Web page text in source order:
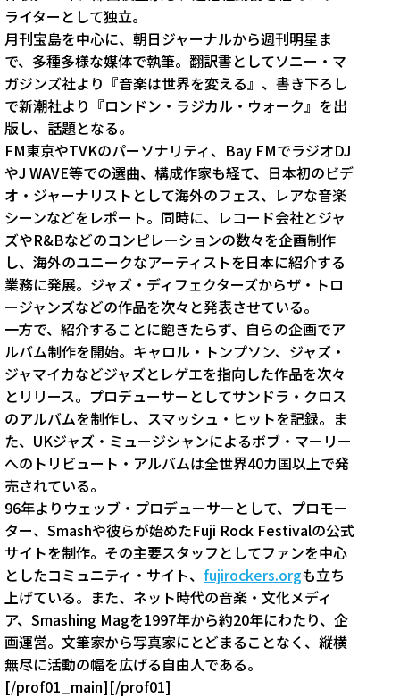
ライターとして独立。
月刊宝島を中心に、朝日ジャーナルから週刊明星ま
で、多種多様な媒体で執筆。翻訳書としてソニー・マ
ガジンズ社より『音楽は世界を変える』、書き下ろし
で新潮社より『ロンドン・ラジカル・ウォーク』を出
版し、話題となる。
FM東京やTVKのパーソナリティ、Bay FMでラジオDJ
やJ WAVE等での選曲、構成作家も経て、日本初のビデ
オ・ジャーナリストとして海外のフェス、レアな音楽
シーンなどをレポート。同時に、レコード会社とジャ
ズやR&Bなどのコンピレーションの数々を企画制作
し、海外のユニークなアーティストを日本に紹介する
業務に発展。ジャズ・ディフェクターズからザ・トロ
ージャンズなどの作品を次々と発表させている。
一方で、紹介することに飽きたらず、自らの企画でア
ルバム制作を開始。キャロル・トンプソン、ジャズ・
ジャマイカなどジャズとレゲエを指向した作品を次々
とリリース。プロデューサーとしてサンドラ・クロス
のアルバムを制作し、スマッシュ・ヒットを記録。ま
た、UKジャズ・ミュージシャンによるボブ・マーリー
へのトリビュート・アルバムは全世界40カ国以上で発
売されている。
96年よりウェッブ・プロデューサーとして、プロモー
ター、Smashや彼らが始めたFuji Rock Festivalの公式
サイトを制作。その主要スタッフとしてファンを中心
としたコミュニティ・サイト、fujirockers.orgも立ち
上げている。また、ネット時代の音楽・文化メディ
ア、Smashing Magを1997年から約20年にわたり、企
画運営。文筆家から写真家にとどまることなく、縦横
無尽に活動の幅を広げる自由人である。
[/prof01_main][/prof01]